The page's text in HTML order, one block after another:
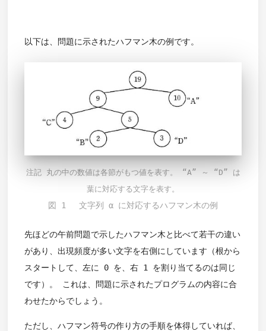
以下は、問題に示されたハフマン木の例です。
注記 丸の中の数値は各節がもつ値を表す。 “A” ～ “D” は
葉に対応する文字を表す。
図 1 文字列 α に対応するハフマン木の例
先ほどの午前問題で示したハフマン木と比べて若干の違い
があり、出現頻度が多い文字を右側にしています（根から
スタートして、左に 0 を、右 1 を割り当てるのは同じ
です）。 これは、問題に示されたプログラムの内容に合
わせたからでしょう。
ただし、ハフマン符号の作り方の手順を体得していれば、